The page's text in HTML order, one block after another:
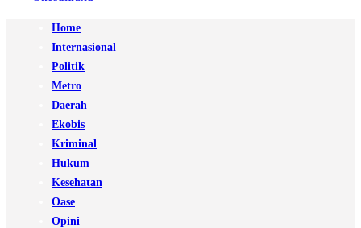
Home
Internasional
Politik
Metro
Daerah
Ekobis
Kriminal
Hukum
Kesehatan
Oase
Opini